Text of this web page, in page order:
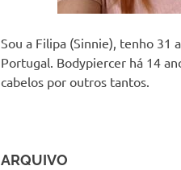
Sou a Filipa (Sinnie), tenho 31
Portugal. Bodypiercer há 14
cabelos por outros tantos.
ARQUIVO